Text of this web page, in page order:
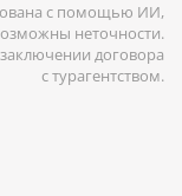
с помощью ИИ,
неточности.
договора
с турагентством.